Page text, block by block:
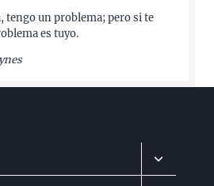
tengo un problema; pero si te
es tuyo.
Alternar
menú